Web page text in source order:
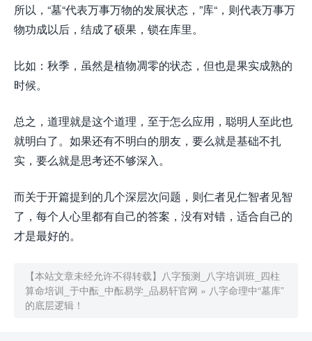
所以，“墓“代表万事万物的发展状态，”库“，则代表万事万
物功成以后，结成了硕果，锁在库里。
比如：秋季，虽然是植物凋零的状态，但也是果实成熟的
时候。
总之，道理就是这个道理，至于怎么应用，聪明人至此也
就明白了。如果还有不明白的朋友，要么就是基础不扎
实，要么就是思考还不够深入。
而关于开篇提到的几个深层次问题，则仁者见仁智者见智
了，每个人心里都有自己的答案，没有对错，适合自己的
才是最好的。
【本站文章未经允许不得转载】
八字预测_八字培训班_四柱
算命培训_于中酝_中酝易学_品易轩官网 » 八字命理中“墓库”
的底层逻辑！